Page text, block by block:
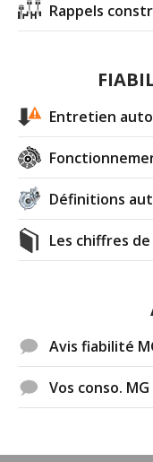
Rappels
Entretien auto
Définitions
Les chiffres
Avis fiabilité
Vos conso. MG